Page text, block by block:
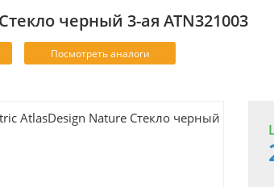
черный 3-ая ATN321003
Посмотреть аналоги